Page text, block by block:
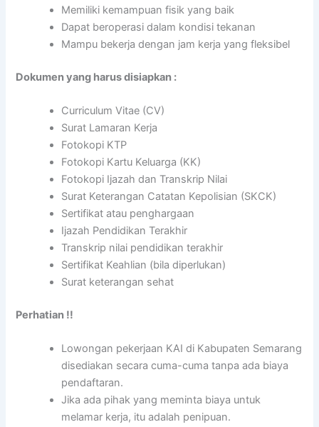
Memiliki kemampuan fisik yang baik
Dapat beroperasi dalam kondisi tekanan
Mampu bekerja dengan jam kerja yang fleksibel
Dokumen yang harus disiapkan :
Curriculum Vitae (CV)
Surat Lamaran Kerja
Fotokopi KTP
Fotokopi Kartu Keluarga (KK)
Fotokopi Ijazah dan Transkrip Nilai
Surat Keterangan Catatan Kepolisian (SKCK)
Sertifikat atau penghargaan
Ijazah Pendidikan Terakhir
Transkrip nilai pendidikan terakhir
Sertifikat Keahlian (bila diperlukan)
Surat keterangan sehat
Perhatian !!
Lowongan pekerjaan KAI di Kabupaten Semarang
disediakan secara cuma-cuma tanpa ada biaya
pendaftaran.
Jika ada pihak yang meminta biaya untuk
melamar kerja, itu adalah penipuan.